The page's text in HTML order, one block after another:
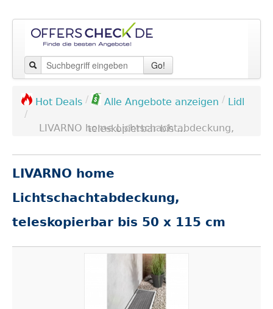
Go!
Hot Deals / Alle Angebote anzeigen / Lidl
/
LIVARNO home Lichtschachtabdeckung, teleskopierbar bis ...
LIVARNO home
Lichtschachtabdeckung,
teleskopierbar bis 50 x 115 cm